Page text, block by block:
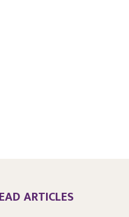
ARTICLES